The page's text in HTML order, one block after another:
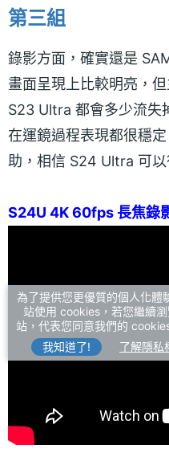
第三組
錄影方面，確實還是
畫面呈現上比較明亮，
S23 Ultra 都會多少流失
在運鏡過程表現都很穩
助，相信 S24 Ultra 可以
S24U 4K 60fps 長焦錄
為了提供您更優質的個人化體
站使用 cookies，若您繼續
站，代表您同意我們的
我知道了!
了解隱私